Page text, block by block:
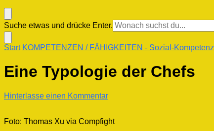
Suchst
du
nach
etwas?
Suche etwas und drücke Enter.
Start KOMPETENZEN / FÄHIGKEITEN - Sozial-Kompetenz
Eine Typologie der Chefs
Hinterlasse einen Kommentarzu
der
Foto: Thomas Xu via Compfight